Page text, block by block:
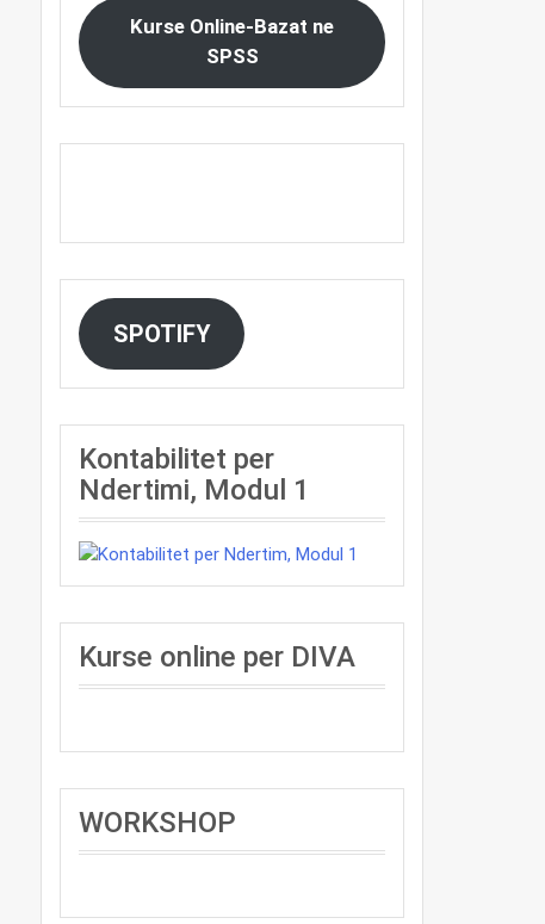
Kurse Online-Bazat ne
SPSS
SPOTIFY
Kontabilitet per
Ndertimi, Modul 1
Kurse online per DIVA
WORKSHOP